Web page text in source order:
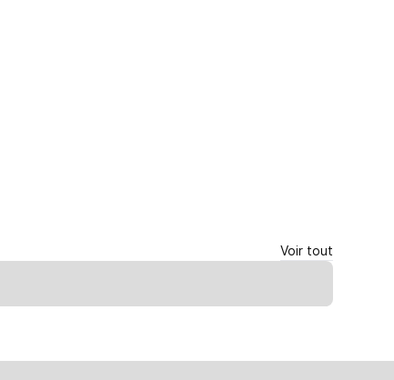
Voir tout